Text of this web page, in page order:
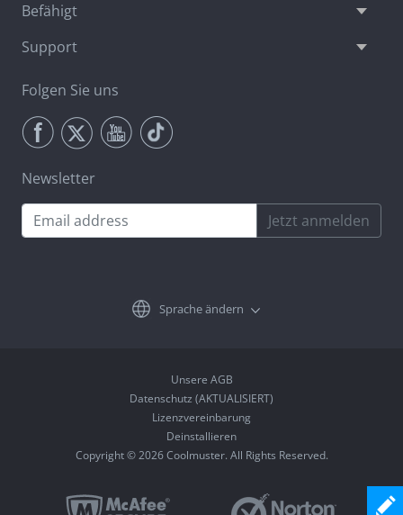
Befähigt
Support
Folgen Sie uns
Newsletter
Jetzt anmelden
Sprache ändern
Unsere AGB
Datenschutz (AKTUALISIERT)
Lizenzvereinbarung
Deinstallieren
Copyright © 2026 Coolmuster. All Rights Reserved.